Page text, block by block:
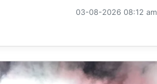
03-08-2026 08:12 am